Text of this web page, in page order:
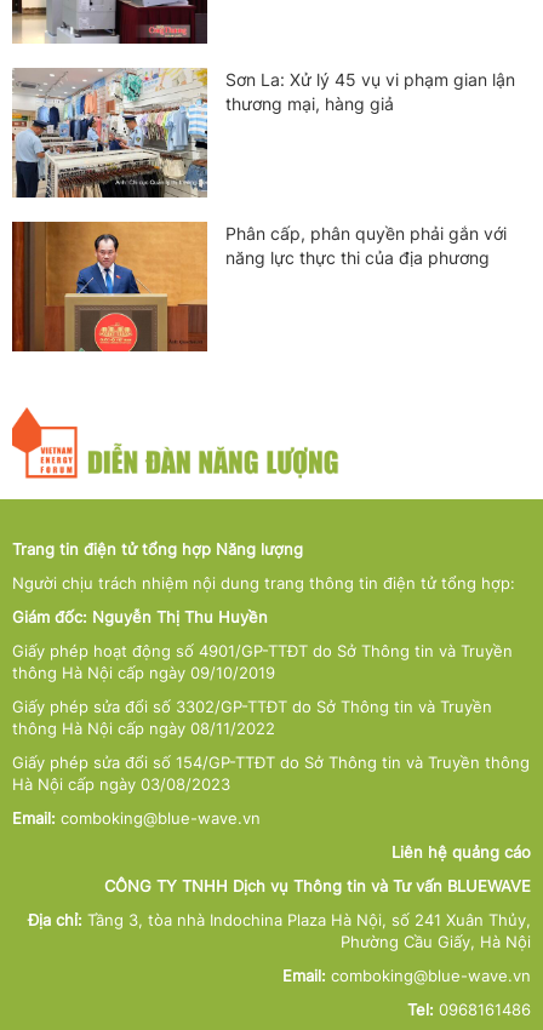
Sơn La: Xử lý 45 vụ vi phạm gian lận
thương mại, hàng giả
Phân cấp, phân quyền phải gắn với
năng lực thực thi của địa phương
Trang tin điện tử tổng hợp Năng lượng
Người chịu trách nhiệm nội dung trang thông tin điện tử tổng hợp:
Giám đốc: Nguyễn Thị Thu Huyền
Giấy phép hoạt động số 4901/GP-TTĐT do Sở Thông tin và Truyền
thông Hà Nội cấp ngày 09/10/2019
Giấy phép sửa đổi số 3302/GP-TTĐT do Sở Thông tin và Truyền
thông Hà Nội cấp ngày 08/11/2022
Giấy phép sửa đổi số 154/GP-TTĐT do Sở Thông tin và Truyền thông
Hà Nội cấp ngày 03/08/2023
Email: comboking@blue-wave.vn
Liên hệ quảng cáo
CÔNG TY TNHH Dịch vụ Thông tin và Tư vấn BLUEWAVE
Địa chỉ: Tầng 3, tòa nhà Indochina Plaza Hà Nội, số 241 Xuân Thủy,
Phường Cầu Giấy, Hà Nội
Email: comboking@blue-wave.vn
Tel: 0968161486